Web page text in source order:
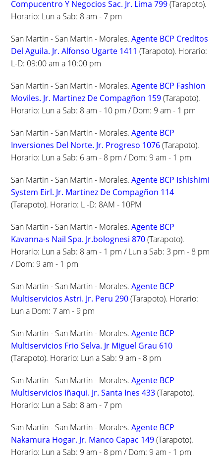
Compucentro Y Negocios Sac. Jr. Lima 799(Tarapoto).
Horario: Lun a Sab: 8 am - 7 pm
San Martin - San Martin - Morales.Agente BCP Creditos
Del Aguila. Jr. Alfonso Ugarte 1411 (Tarapoto). Horario:
L-D: 09:00 am a 10:00 pm
San Martin - San Martin - Morales.Agente BCP Fashion
Moviles. Jr. Martinez De Compagñon 159(Tarapoto).
Horario: Lun a Sab: 8 am - 10 pm / Dom: 9 am - 1 pm
San Martin - San Martin - Morales.Agente BCP
Inversiones Del Norte. Jr. Progreso 1076(Tarapoto).
Horario: Lun a Sab: 6 am - 8 pm / Dom: 9 am - 1 pm
San Martin - San Martin - Morales.Agente BCP Ishishimi
System Eirl. Jr. Martinez De Compagñon 114
(Tarapoto). Horario: L -D: 8AM - 10PM
San Martin - San Martin - Morales.Agente BCP
Kavanna-s Nail Spa. Jr.bolognesi 870(Tarapoto).
Horario: Lun a Sab: 8 am - 1 pm / Lun a Sab: 3 pm - 8 pm
/ Dom: 9 am - 1 pm
San Martin - San Martin - Morales.Agente BCP
Multiservicios Astri. Jr. Peru 290(Tarapoto). Horario:
Lun a Dom: 7 am - 9 pm
San Martin - San Martin - Morales.Agente BCP
Multiservicios Frio Selva. Jr Miguel Grau 610
(Tarapoto). Horario: Lun a Sab: 9 am - 8 pm
San Martin - San Martin - Morales.Agente BCP
Multiservicios Iñaqui. Jr. Santa Ines 433(Tarapoto).
Horario: Lun a Sab: 8 am - 7 pm
San Martin - San Martin - Morales.Agente BCP
Nakamura Hogar. Jr. Manco Capac 149(Tarapoto).
Horario: Lun a Sab: 9 am - 8 pm / Dom: 9 am - 1 pm